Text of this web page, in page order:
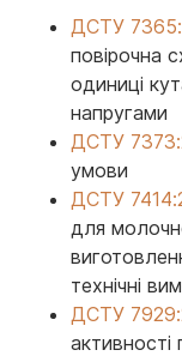
ДСТУ
повірочна
одиниці
напругами
ДСТУ
умови
ДСТУ
для
технічні
ДСТУ